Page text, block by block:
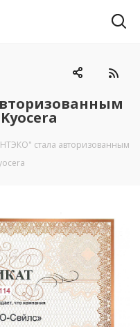
стала авторизованным